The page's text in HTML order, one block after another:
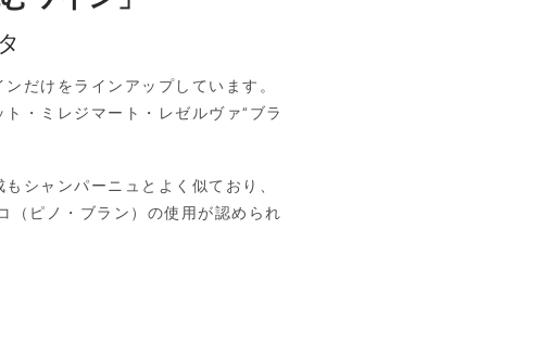
だけをラインアップしています。
・ミレジマート・レゼルヴァ“ブラ
シャンパーニュとよく似ており、
（ピノ・ブラン）の使用が認められ